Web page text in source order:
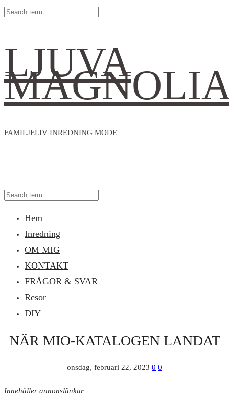
LJUVA
FAMILJELIV INREDNING MODE
Hem
Inredning
OM MIG
KONTAKT
FRÅGOR & SVAR
Resor
DIY
NÄR MIO-KATALOGEN LANDAT
onsdag, februari 22, 2023 0 0
Innehåller annonslänkar